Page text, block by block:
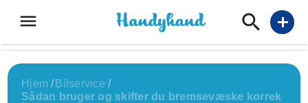
menu add
Hjem / Bilservice /
Sådan bruger og skifter du bremsevæske korrek